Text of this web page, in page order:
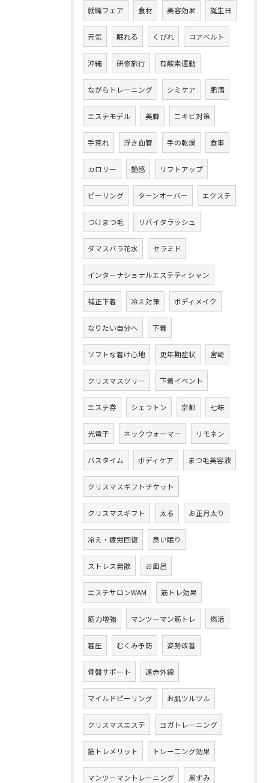
就職フェア 食材 美容効果 誕生日
元気 眠れる くびれ コアベルト
沖縄 研修旅行 有酸素運動
ながらトレーニング シミケア 肥満
エステモデル 美脚 ニキビ対策
手荒れ 浮き血管 手の乾燥 食事
カロリー 艶感 リフトアップ
ピーリング ターンオーバー エクステ
つけまつ毛 リバイタラッシュ
ダマスバラ花水 セラミド
インターナショナルエステティシャン
補正下着 冷え対策 ボディメイク
なりたい自分へ 下着
ソフトな着け心地 更年期症状 宮崎
クリスマスツリー 下着イベント
エステ券 シェラトン 京都 七味
光電子 ネックウォーマー リモネン
バスタイム ボディケア まつ毛美容液
クリスマスギフトチケット
クリスマスギフト 太る お正月太り
冷え・疲労回復 良い眠り
ストレス発散 お風呂
エステサロンWAM 筋トレ効果
筋力増強 マンツーマン筋トレ 燃活
着圧 むくみ予防 姿勢改善
骨盤サポート 遠赤外線
マイルドピーリング お肌ツルツル
クリスマスエステ ヨガトレーニング
筋トレメリット トレーニング効果
マンツーマントレーニング 黒ずみ